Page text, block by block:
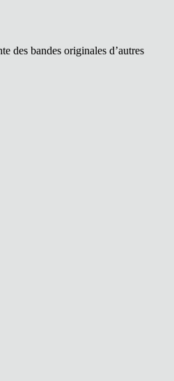
des bandes originales d’autres